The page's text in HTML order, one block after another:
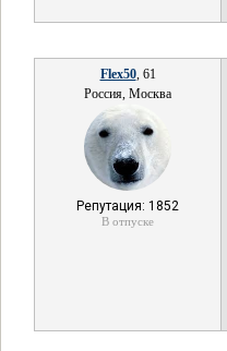
Flex50, 61
Россия, Москва
Репутация: 1852
В отпуске